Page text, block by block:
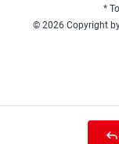
*
© 2026 Copyright